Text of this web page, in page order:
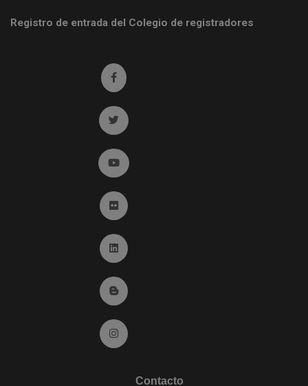
Registro de entrada del Colegio de registradores
Ir a facebook (abre en ventana nueva)
Ir a twitter (abre en ventana nueva)
Ir a YouTube (abre en ventana nueva)
Ir a Flickr (abre en ventana nueva)
Ir a Linkedin (abre en ventana nueva)
Ir al Blog (abre en ventana nueva)
Ir a Instagram (abre en ventana nueva)
Contacto